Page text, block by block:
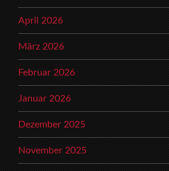
April 2026
März 2026
Februar 2026
Januar 2026
Dezember 2025
November 2025